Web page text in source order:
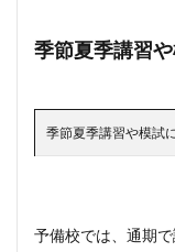
季節夏季講習
季節夏季講習や模試
予備校では、通期